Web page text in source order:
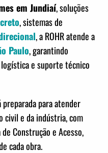
em Jundiaí, soluções
, sistemas de
, a ROHR atende a
Paulo, garantindo
e suporte técnico
preparada para atender
civil e da indústria, com
Construção e Acesso,
cada obra.